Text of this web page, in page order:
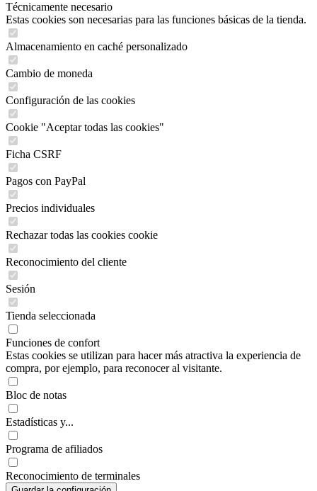
Técnicamente necesario
Estas cookies son necesarias para las funciones básicas de la tienda.
Almacenamiento en caché personalizado
Cambio de moneda
Configuración de las cookies
Cookie "Aceptar todas las cookies"
Ficha CSRF
Pagos con PayPal
Precios individuales
Rechazar todas las cookies cookie
Reconocimiento del cliente
Sesión
Tienda seleccionada
Funciones de confort
Estas cookies se utilizan para hacer más atractiva la experiencia de
compra, por ejemplo, para reconocer al visitante.
Bloc de notas
Estadísticas y...
Programa de afiliados
Reconocimiento de terminales